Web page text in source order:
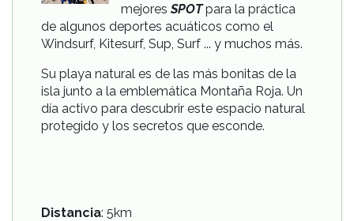
mejoresSPOTpara la práctica
de algunos deportes acuáticos como el
Windsurf, Kitesurf, Sup, Surf ... y muchos más.
Su playa natural es de las más bonitas de la
isla junto a la emblemática Montaña Roja. Un
día activo para descubrir este espacio natural
protegido y los secretos que esconde.
Distancia: 5km